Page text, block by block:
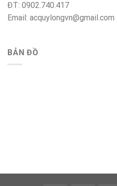
ĐT: 0902.740.417
Email: acquylongvn@gmail.com
BẢN ĐỒ